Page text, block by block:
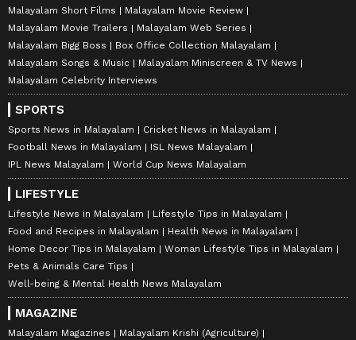
Malayalam Short Films
Malayalam Movie Review
Malayalam Movie Trailers
Malayalam Web Series
Malayalam Bigg Boss
Box Office Collection Malayalam
Malayalam Songs & Music
Malayalam Miniscreen & TV News
Malayalam Celebrity Interviews
SPORTS
Sports News in Malayalam
Cricket News in Malayalam
Football News in Malayalam
ISL News Malayalam
IPL News Malayalam
World Cup News Malayalam
LIFESTYLE
Lifestyle News in Malayalam
Lifestyle Tips in Malayalam
Food and Recipes in Malayalam
Health News in Malayalam
Home Decor Tips in Malayalam
Woman Lifestyle Tips in Malayalam
Pets & Animals Care Tips
Well-being & Mental Health News Malayalam
MAGAZINE
Malayalam Magazines
Malayalam Krishi (Agriculture)